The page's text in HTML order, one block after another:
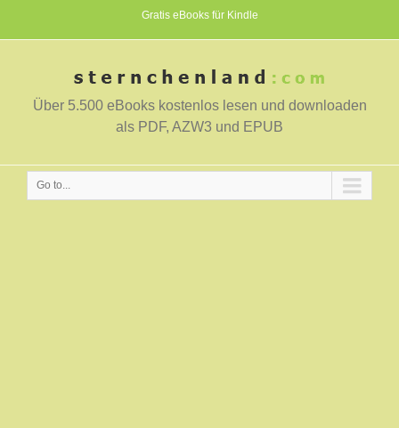
Gratis eBooks für Kindle
Über 5.500 eBooks kostenlos lesen und downloaden
als PDF, AZW3 und EPUB
Go to...